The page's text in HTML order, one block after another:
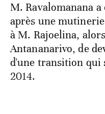
M. Ravalomanana
après une
à M. Rajoelina,
Antananarivo, de
d'une transition qui
2014.